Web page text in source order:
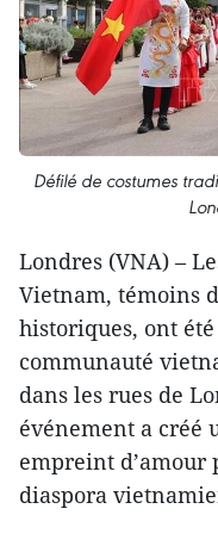
Défilé de costumes
Londres (VNA) –
Vietnam, témoins
historiques, ont
communauté
dans les rues de
événement a créé
empreint
diaspora